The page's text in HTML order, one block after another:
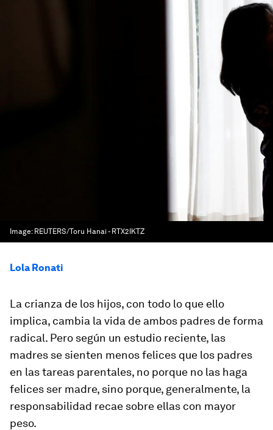
Image: REUTERS/Toru Hanai - RTX2IKTZ
Lola Ronati
La crianza de los hijos, con todo lo que ello
implica, cambia la vida de ambos padres de forma
radical. Pero según un estudio reciente, las
madres se sienten menos felices que los padres
en las tareas parentales, no porque no las haga
felices ser madre, sino porque, generalmente, la
responsabilidad recae sobre ellas con mayor
peso.